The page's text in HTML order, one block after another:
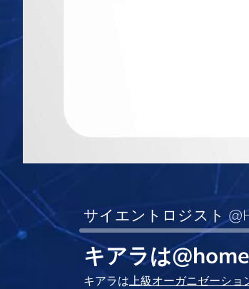
サイエントロジスト
キアラは
キアラは 上級オーガニゼーシ